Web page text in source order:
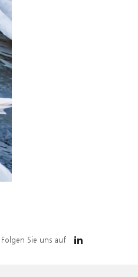
Folgen Sie uns auf